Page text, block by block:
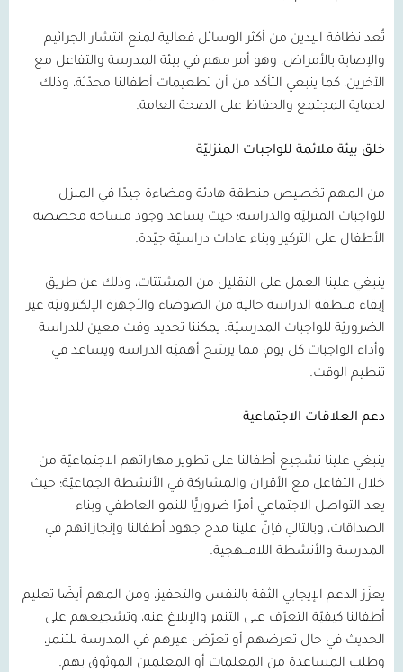
تُعد نظافة اليدين من أكثر الوسائل فعالية لمنع انتشار الجراثيم
والإصابة بالأمراض، وهو أمر مهم في بيئة المدرسة والتفاعل مع
الآخرين، كما ينبغي التأكد من أن تطعيمات أطفالنا محدّثة، وذلك
لحماية المجتمع والحفاظ على الصحة العامة.
خلق بيئة ملائمة للواجبات المنزليّة
من المهم تخصيص منطقة هادئة ومضاءة جيدًا في المنزل
للواجبات المنزليّة والدراسة؛ حيث يساعد وجود مساحة مخصصة
الأطفال على التركيز وبناء عادات دراسيّة جيّدة.
ينبغي علينا العمل على التقليل من المشتتات، وذلك عن طريق
إبقاء منطقة الدراسة خالية من الضوضاء والأجهزة الإلكترونيّة غير
الضروريّة للواجبات المدرسيّة. يمكننا تحديد وقت معين للدراسة
وأداء الواجبات كل يوم؛ مما يرسّخ أهميّة الدراسة ويساعد في
تنظيم الوقت.
دعم العلاقات الاجتماعية
ينبغي علينا تشجيع أطفالنا على تطوير مهاراتهم الاجتماعيّة من
خلال التفاعل مع الأقران والمشاركة في الأنشطة الجماعيّة؛ حيث
يعد التواصل الاجتماعي أمرًا ضروريًّا للنمو العاطفي وبناء
الصداقات، وبالتالي فإنّ علينا مدح جهود أطفالنا وإنجازاتهم في
المدرسة والأنشطة اللامنهجية.
يعزّز الدعم الإيجابي الثقة بالنفس والتحفيز، ومن المهم أيضًا تعليم
أطفالنا كيفيّة التعرّف على التنمر والإبلاغ عنه، وتشجيعهم على
الحديث في حال تعرضهم أو تعرّض غيرهم في المدرسة للتنمر،
وطلب المساعدة من المعلمات أو المعلمين الموثوق بهم.